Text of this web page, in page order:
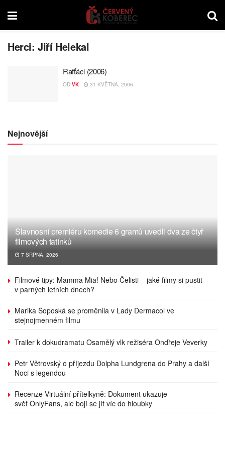
Herci:Jiří Helekal
Rafťáci (2006)
OD VK 31 KVĚTNA, 2006
Nejnovější
Slavnosní premiéru komedie 6 gramů uvedli dva ze čtyř
filmových tatínků
7 SRPNA, 2026
Filmové tipy: Mamma Mia! Nebo Čelisti – jaké filmy si pustit
v parných letních dnech?
Marika Šoposká se proměnila v Lady Dermacol ve
stejnojmenném filmu
Trailer k dokudramatu Osamělý vlk režiséra Ondřeje Veverky
Petr Větrovský o příjezdu Dolpha Lundgrena do Prahy a další
Noci s legendou
Recenze Virtuální přítelkyně: Dokument ukazuje
svět OnlyFans, ale bojí se jít víc do hloubky